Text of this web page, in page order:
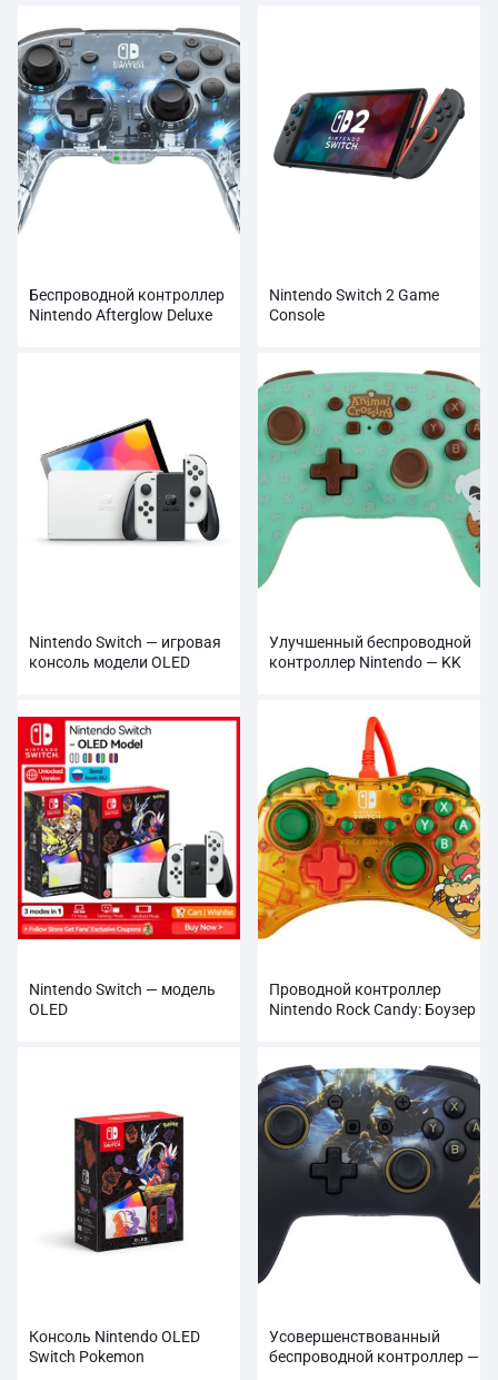
Беспроводной контроллер
Nintendo Afterglow Deluxe
Nintendo Switch 2 Game
Console
Nintendo Switch — игровая
консоль модели OLED
Улучшенный беспроводной
контроллер Nintendo — KK
Nintendo Switch — модель
OLED
Проводной контроллер
Nintendo Rock Candy: Боузер
Консоль Nintendo OLED
Switch Pokemon
Усовершенствованный
беспроводной контроллер —